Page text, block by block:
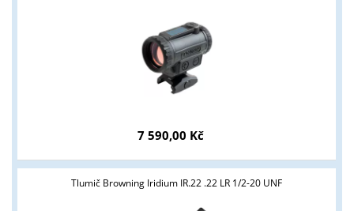
7 590,00 Kč
Tlumič Browning Iridium IR.22 .22 LR 1/2-20 UNF
ANO NE